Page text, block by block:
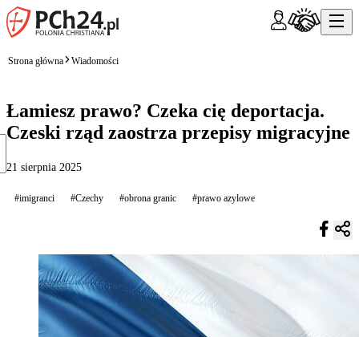
Strona główna Wiadomości
Łamiesz prawo? Czeka cię deportacja.
Czeski rząd zaostrza przepisy migracyjne
21 sierpnia 2025
#imigranci #Czechy #obrona granic #prawo azylowe